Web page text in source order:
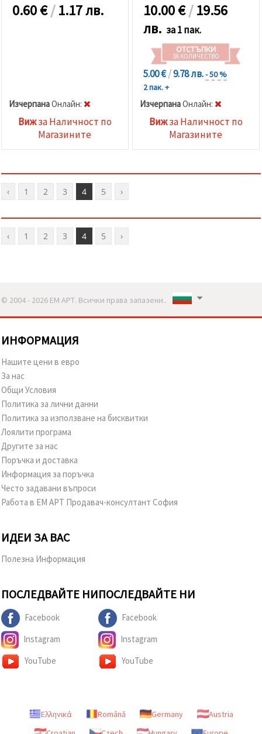
0.60€/1.17 лв.
ИзчерпанаOнлайн:
Вижза Наличност по
Магазините
10.00€/19.56
лв. за 1 пак.
ОТСТЪПКИ
ЗА КОЛИЧЕСТВО
5.00 €/9.78 лв.- 50 %
2 пак. +
ИзчерпанаOнлайн:
Вижза Наличност по
Магазините
‹ 1 2 3 4 5 ›
‹ 1 2 3 4 5 ›
© 2004 - 2026 ЕМ АРТ. Всички права запазени..
ИНФОРМАЦИЯ
Нашите цени в евро
За нас
Общи Условия
Политика за лични данни
Политика за използване на бисквитки
Лоялити програма
Другите за нас
Поръчка и доставка
Информация за поръчка
Често задавани въпроси
Работа в ЕМ АРТ Продавач-консултант София
ИДЕИ ЗА ВАС
Полезна Информация
ПОСЛЕДВАЙТЕ НИ
Facebook
Instagram
YouTube
ПОСЛЕДВАЙТЕ НИ
Facebook
Instagram
YouTube
Ελληνικά Română Germany
Austria